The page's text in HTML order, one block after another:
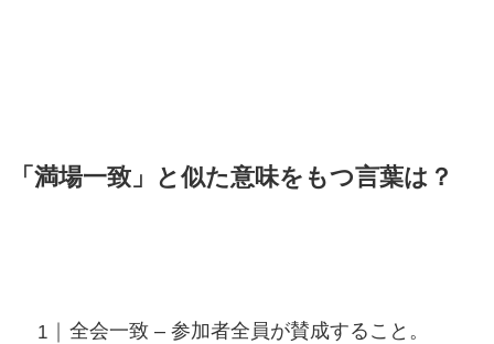
「満場一致」と似た意味をもつ言葉は？
全会一致 – 参加者全員が賛成すること。